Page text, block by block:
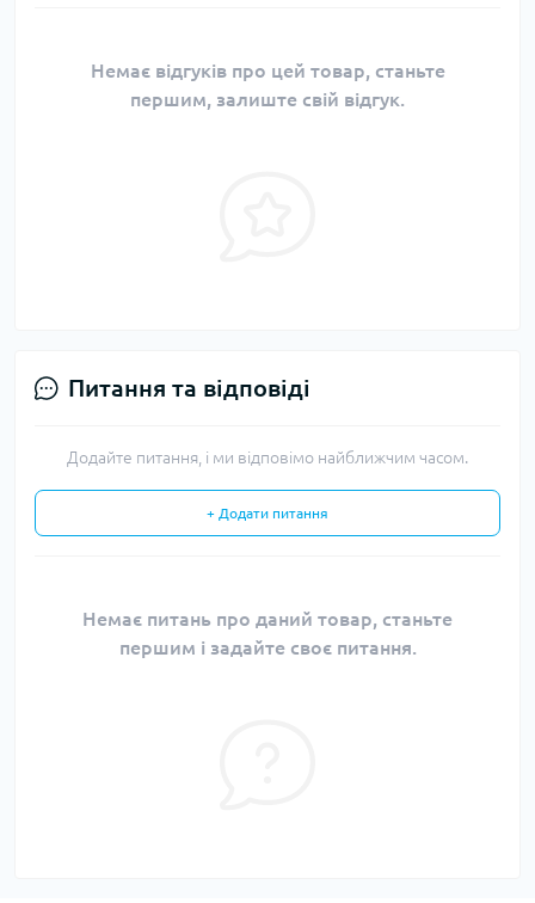
Немає відгуків про цей товар, станьте
першим, залиште свій відгук.
Питання та відповіді
Додайте питання, і ми відповімо найближчим часом.
+ Додати питання
Немає питань про даний товар, станьте
першим і задайте своє питання.